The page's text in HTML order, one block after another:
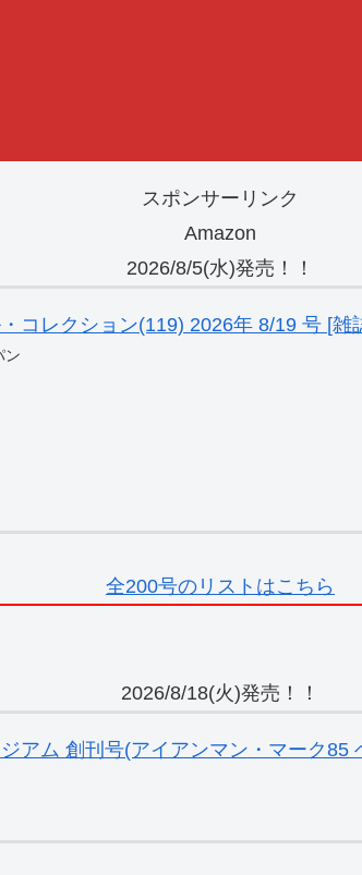
スポンサーリンク
Amazon
2026/8/5(水)発売！！
コレクション(119) 2026年 8/19 号 [雑
ン
全200号のリストはこちら
2026/8/18(火)発売！！
アム 創刊号(アイアンマン・マーク